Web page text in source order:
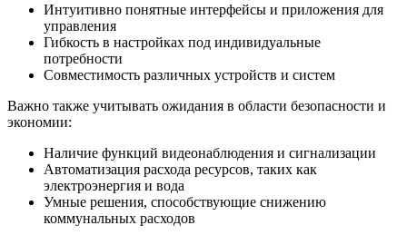
Интуитивно понятные интерфейсы и приложения для
управления
Гибкость в настройках под индивидуальные
потребности
Совместимость различных устройств и систем
Важно также учитывать ожидания в области безопасности и
экономии:
Наличие функций видеонаблюдения и сигнализации
Автоматизация расхода ресурсов, таких как
электроэнергия и вода
Умные решения, способствующие снижению
коммунальных расходов